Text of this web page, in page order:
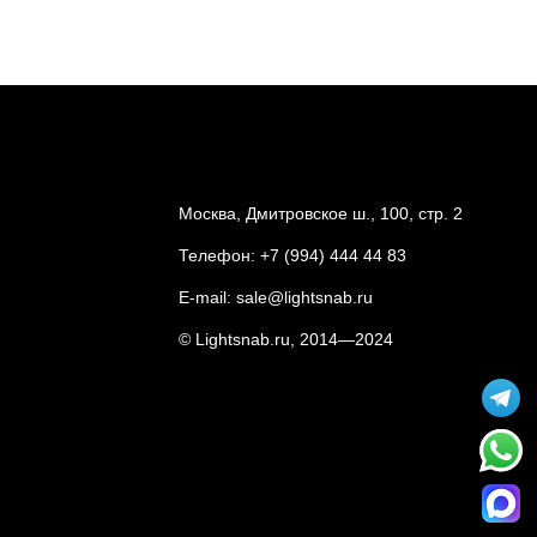
Москва, Дмитровское ш., 100, стр. 2
Телефон: +7 (994) 444 44 83
E-mail: sale@lightsnab.ru
© Lightsnab.ru, 2014—2024